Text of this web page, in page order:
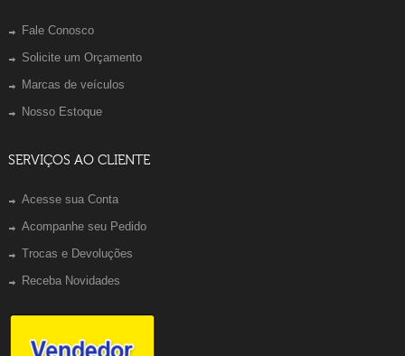
Fale Conosco
Solicite um Orçamento
Marcas de veículos
Nosso Estoque
SERVIÇOS AO CLIENTE
Acesse sua Conta
Acompanhe seu Pedido
Trocas e Devoluções
Receba Novidades